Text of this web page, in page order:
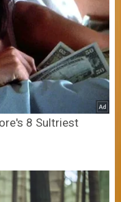
8 Sultriest